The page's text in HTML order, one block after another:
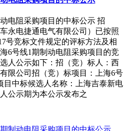
电阻采购项目的中标公示 招
永电捷通电气有限公司）已按照
号竞标文件规定的评标方法及相
6号线1期制动电阻采购项目的竞
人公示如下：招（竞）标人：西
限公司招（竞）标项目：上海6号
目中标候选人名称：上海吉泰新电
公示期为本公示发布之